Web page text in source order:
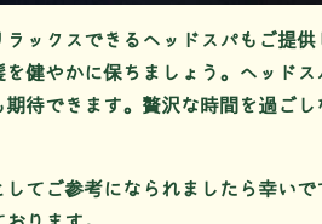
ックスできるヘッドスパもご提供
を健やかに保ちましょう。ヘッド
待できます。贅沢な時間を過ごし
てご参考になられましたら幸いで